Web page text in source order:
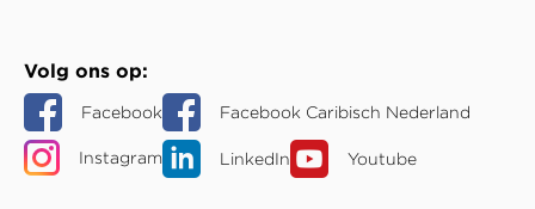
Volg ons op
Facebook Facebook Caribisch Nederland
Instagram LinkedIn Youtube